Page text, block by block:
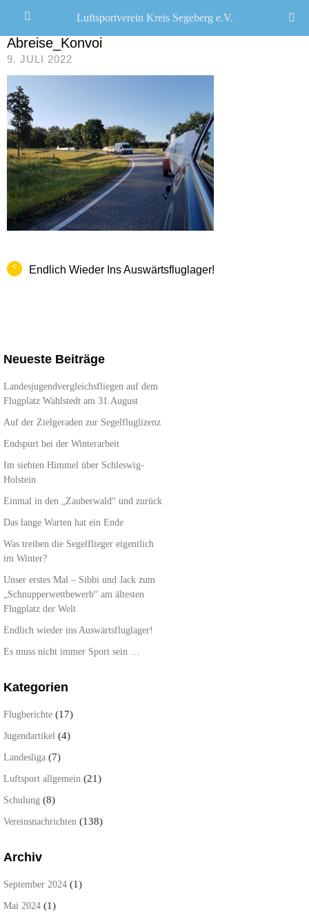
Abreise_Konvoi
9. JULI 2022
< Endlich Wieder Ins Auswärtsfluglager!
Neueste Beiträge
Landesjugendvergleichsfliegen auf dem
Flugplatz Wahlstedt am 31.August
Auf der Zielgeraden zur Segelfluglizenz
Endspurt bei der Winterarbeit
Im siebten Himmel über Schleswig-
Holstein
Einmal in den „Zauberwald“ und zurück
Das lange Warten hat ein Ende
Was treiben die Segelflieger eigentlich
im Winter?
Unser erstes Mal – Sibbi und Jack zum
„Schnupperwettbewerb“ am ältesten
Flugplatz der Welt
Endlich wieder ins Auswärtsfluglager!
Es muss nicht immer Sport sein …
Kategorien
Flugberichte (17)
Jugendartikel (4)
Landesliga (7)
Luftsport allgemein (21)
Schulung (8)
Vereinsnachrichten (138)
Archiv
September 2024 (1)
Mai 2024 (1)
Luftsportverein Kreis Segeberg e.V.